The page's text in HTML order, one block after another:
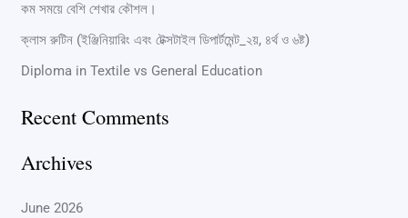
f
o
r
কম সময়ে বেশি শেখার কৌশল।
ক্লাস রুটিন (ইঞ্জিনিয়ারিং এবং টেক্সটাইল ডিপার্টমেন্ট_২য়, ৪র্থ ও ৬ষ্ট)
Diploma in Textile vs General Education
Recent Comments
Archives
June 2026